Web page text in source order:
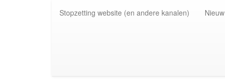
Stopzetting website (en andere kanalen) Nieuw